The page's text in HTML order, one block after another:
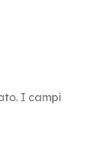
I campi